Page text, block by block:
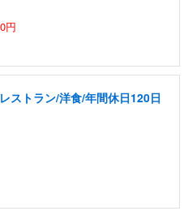
円
ストラン/洋食/年間休日120日